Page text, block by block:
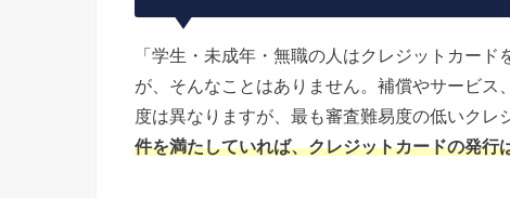
「学生・未成年・無職の人はクレジットカー
が、そんなことはありません。補償やサービ
度は異なりますが、最も審査難易度の低いクレ
件を満たしていれば、クレジットカードの発行